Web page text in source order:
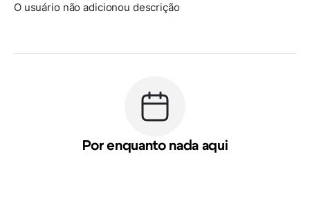
O usuário não adicionou descrição
Por enquanto nada aqui